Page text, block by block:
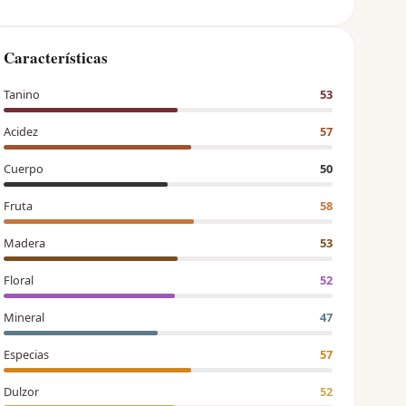
Características
Tanino 53
Acidez 57
Cuerpo 50
Fruta 58
Madera 53
Floral 52
Mineral 47
Especias 57
Dulzor 52